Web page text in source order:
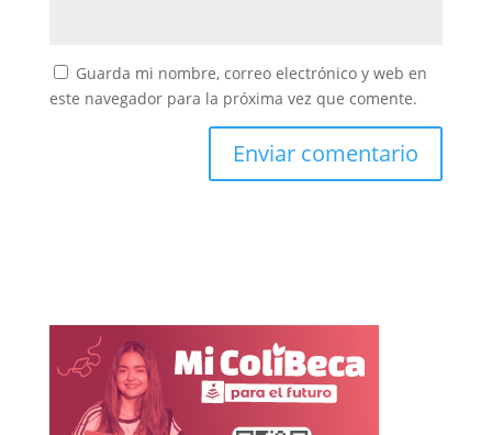
Guarda mi nombre, correo electrónico y web en
este navegador para la próxima vez que comente.